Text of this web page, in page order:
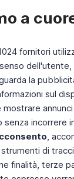
a
fornitori
la
sul
mostrare
incorrere
,
di
finalità, terze